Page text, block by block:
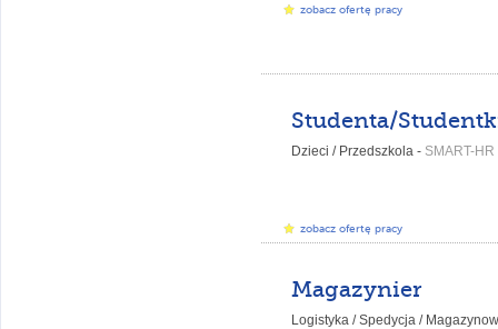
zobacz ofertę pracy
Dzieci / Przedszkola - SMART-HR
zobacz ofertę pracy
Magazynier
Logistyka / Spedycja /